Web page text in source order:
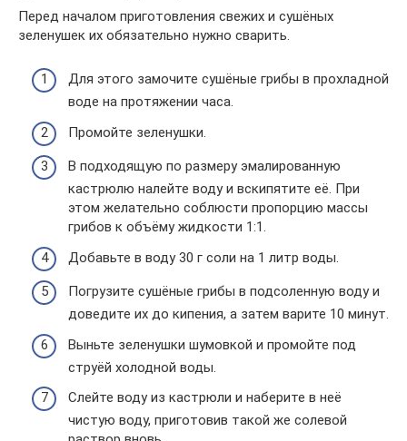
Перед началом приготовления свежих и сушёных
зеленушек их обязательно нужно сварить.
Для этого замочите сушёные грибы в прохладной
воде на протяжении часа.
Промойте зеленушки.
В подходящую по размеру эмалированную
кастрюлю налейте воду и вскипятите её. При
этом желательно соблюсти пропорцию массы
грибов к объёму жидкости 1:1.
Добавьте в воду 30 г соли на 1 литр воды.
Погрузите сушёные грибы в подсоленную воду и
доведите их до кипения, а затем варите 10 минут.
Выньте зеленушки шумовкой и промойте под
струёй холодной воды.
Слейте воду из кастрюли и наберите в неё
чистую воду, приготовив такой же солевой